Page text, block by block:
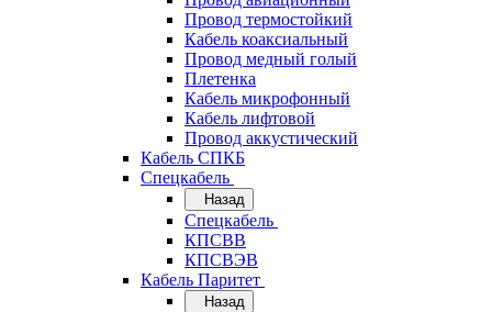
Провод термостойкий
Кабель коаксиальный
Провод медный голый
Плетенка
Кабель микрофонный
Кабель лифтовой
Провод аккустический
Кабель СПКБ
Спецкабель
Назад
Спецкабель
КПСВВ
КПСВЭВ
Кабель Паритет
Назад